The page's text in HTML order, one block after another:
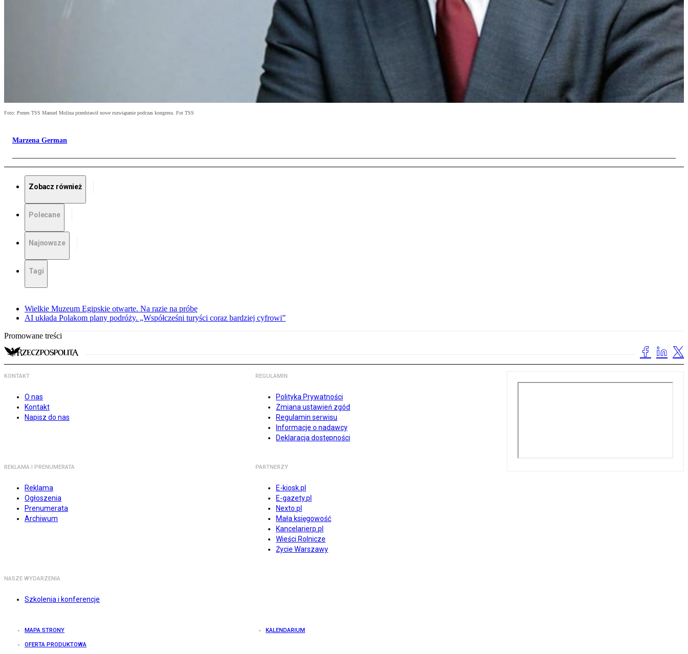
Foto: Prezes TSS Manuel Molina przedstawił nowe rozwiązanie podczas kongresu. Fot TSS
Marzena German
Zobacz również
Polecane
Najnowsze
Tagi
Wielkie Muzeum Egipskie otwarte. Na razie na próbę
AI układa Polakom plany podróży. „Współcześni turyści coraz bardziej cyfrowi”
Promowane treści
KONTAKT
O nas
Kontakt
Napisz do nas
REGULAMIN
Polityka Prywatności
Zmiana ustawień zgód
Regulamin serwisu
Informacje o nadawcy
Deklaracja dostępności
REKLAMA I PRENUMERATA
Reklama
Ogłoszenia
Prenumerata
Archiwum
PARTNERZY
E-kiosk.pl
E-gazety.pl
Nexto.pl
Mała księgowość
Kancelarierp.pl
Wieści Rolnicze
Życie Warszawy
NASZE WYDARZENIA
Szkolenia i konferencje
MAPA STRONY KALENDARIUM
OFERTA PRODUKTOWA